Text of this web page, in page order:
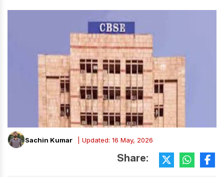
Sachin Kumar | Updated: 16 May, 2026
Share: